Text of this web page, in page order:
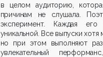
в целом аудиторию,
причинам не слушала.
эксперимент. Каждая его
уникальной. Все выпуски хотя
но при этом выполняют
увлекательный